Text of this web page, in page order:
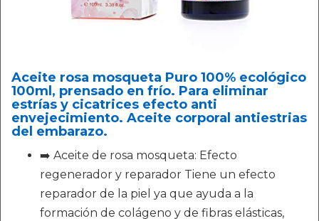
Aceite rosa mosqueta Puro 100% ecológico
100ml, prensado en frío. Para eliminar
estrías y cicatrices efecto anti
envejecimiento. Aceite corporal antiestrias
del embarazo.
➡️ Aceite de rosa mosqueta: Efecto
regenerador y reparador Tiene un efecto
reparador de la piel ya que ayuda a la
formación de colágeno y de fibras elásticas,